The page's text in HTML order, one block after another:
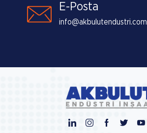
E-Posta
info@akbulutendustri.com